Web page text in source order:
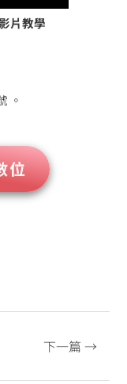
片教學
。
位
下一篇 →